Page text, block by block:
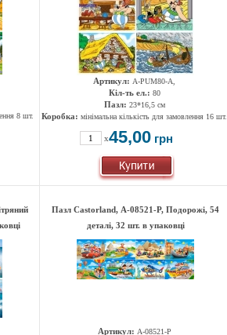
8 шт.
Артикул: A-РUМ80-A,
Кіл-ть ел.: 80
Пазл: 23*16,5 см
Коробка: мінімальна кількість для замовлення 16 шт.
x45,00 грн
Пазл Castorland, А-08521-P, Подорожі, 54
деталі, 32 шт. в упаковці
Артикул: А-08521-P